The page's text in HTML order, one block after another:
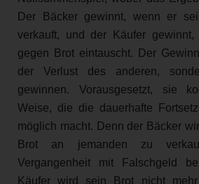
Der Bäcker gewinnt, wenn er
verkauft, und der Käufer
gegen Brot eintauscht. Der
der Verlust des anderen,
gewinnen. Vorausgesetzt, sie
Weise, die die dauerhafte
möglich macht. Denn der Bäcker
Brot an jemanden zu
Vergangenheit mit Falschgeld
Käufer wird sein Brot nicht